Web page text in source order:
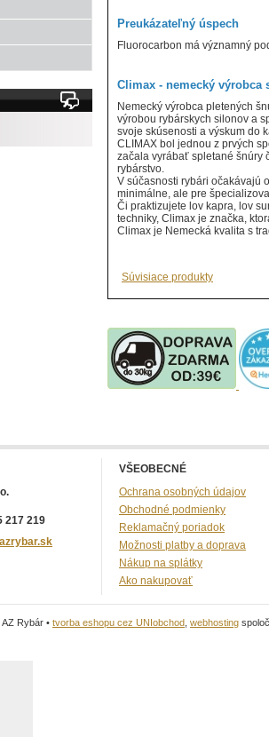
Preukázateľný úspech
Fluorocarbon má významný
Climax - nemecký
Nemecký výrobca pletených
výrobou rybárskych silonov a
svoje skúsenosti a výskum do
CLIMAX bol jednou z prvých
začala vyrábať spletané šnúry
rybárstvo.
V súčasnosti rybári očakávajú
minimálne, ale pre
Či praktizujete lov kapra, lov
techniky, Climax je značka,
Climax je Nemecká kvalita s
Súvisiace produkty
217 219
VŠEOBECNÉ
Ochrana osobných údajov
Obchodné podmienky
Reklamačný poriadok
Možnosti platby a doprava
Nákup na splátky
Ako nakupovať
Rybár • tvorba eshopu cez UNIobchod webhosting